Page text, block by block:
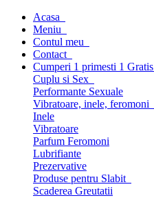
Acasa
Meniu
Contul meu
Contact
Cumperi 1 primesti 1 Gratis
Cuplu si Sex
Performante Sexuale
Vibratoare, inele, feromoni
Inele
Vibratoare
Parfum Feromoni
Lubrifiante
Prezervative
Produse pentru Slabit
Scaderea Greutatii